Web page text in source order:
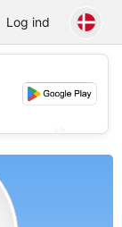
Log ind